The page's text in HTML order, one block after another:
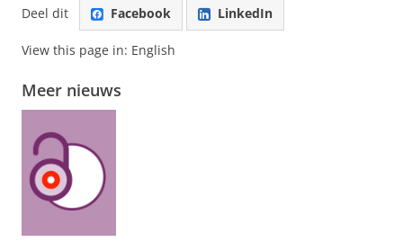
Deel dit Facebook LinkedIn
View this page in: English
Meer nieuws